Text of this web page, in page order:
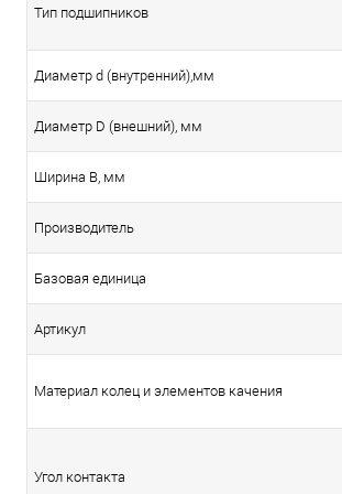
Тип подшипников
Диаметр d (внутренний),мм
Диаметр D (внешний), мм
Ширина B, мм
Производитель
Базовая единица
Артикул
Материал колец и элементов качения
Угол контакта